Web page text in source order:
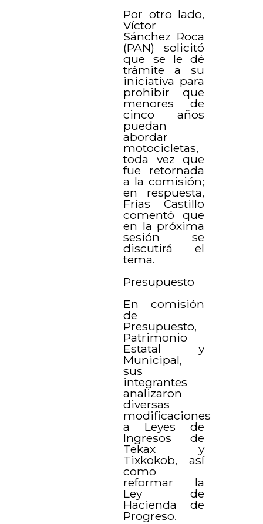
Por otro lado,
Víctor
Sánchez Roca
(PAN) solicitó
que se le dé
trámite a su
iniciativa para
prohibir que
menores de
cinco años
puedan
abordar
motocicletas,
toda vez que
fue retornada
a la comisión;
en respuesta,
Frías Castillo
comentó que
en la próxima
sesión se
discutirá el
tema.
Presupuesto
En comisión
de
Presupuesto,
Patrimonio
Estatal y
Municipal,
sus
integrantes
analizaron
diversas
modificaciones
a Leyes de
Ingresos de
Tekax y
Tixkokob, así
como
reformar la
Ley de
Hacienda de
Progreso.